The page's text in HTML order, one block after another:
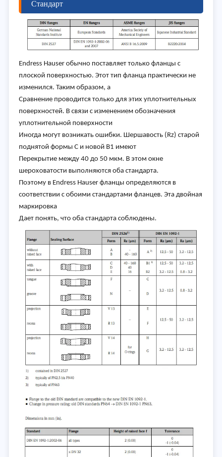
Стандарт
Endress Hauser обычно поставляет только фланцы с
плоской поверхностью. Этот тип фланца практически не
изменился. Таким образом, а
Сравнение проводится только для этих уплотнительных
поверхностей. В связи с изменением обозначения
уплотнительной поверхности
Иногда могут возникать ошибки. Шершавость (Rz) старой
поднятой формы C и новой B1 имеют
Перекрытие между 40 до 50 мкм. В этом окне
шероховатости выполняются оба стандарта.
Поэтому в Endress Hauser фланцы определяются в
соответствии с обоими стандартами фланцев. Эта двойная
маркировка
Дает понять, что оба стандарта соблюдены.